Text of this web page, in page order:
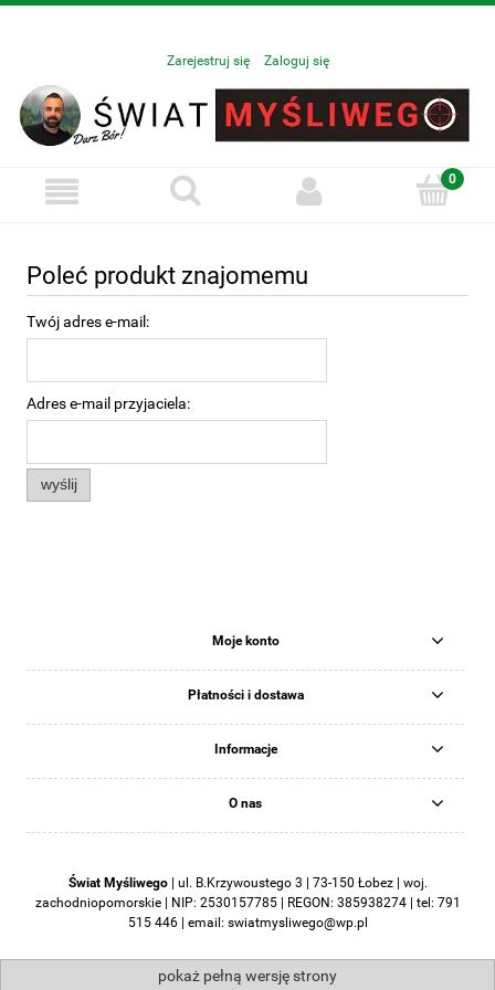
Zarejestruj się Zaloguj się
Poleć produkt znajomemu
Twój adres e-mail:
Adres e-mail przyjaciela:
wyślij
Moje konto
Płatności i dostawa
Informacje
O nas
Świat Myśliwego| ul. B.Krzywoustego 3 | 73-150 Łobez | woj.
zachodniopomorskie | NIP: 2530157785 | REGON: 385938274 | tel: 791
515 446| email: swiatmysliwego@wp.pl
pokaż pełną wersję strony